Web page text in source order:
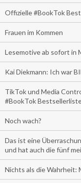
Offizielle #BookTok
Frauen im Kommen
Lesemotive ab sofort in
Kai Diekmann: Ich war
TikTok und Media
#BookTok
Noch wach?
Das ist eine
und hat auch die fünf
Nichts als die Wahrheit: